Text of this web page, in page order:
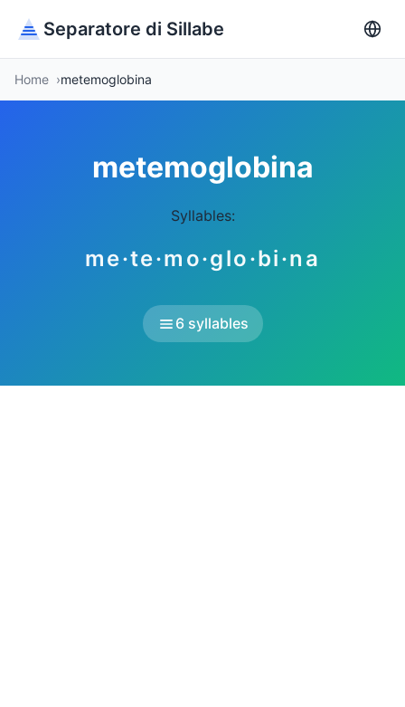
Separatore di Sillabe
Home metemoglobina
metemoglobina
Syllables:
me·te·mo·glo·bi·na
6 syllables